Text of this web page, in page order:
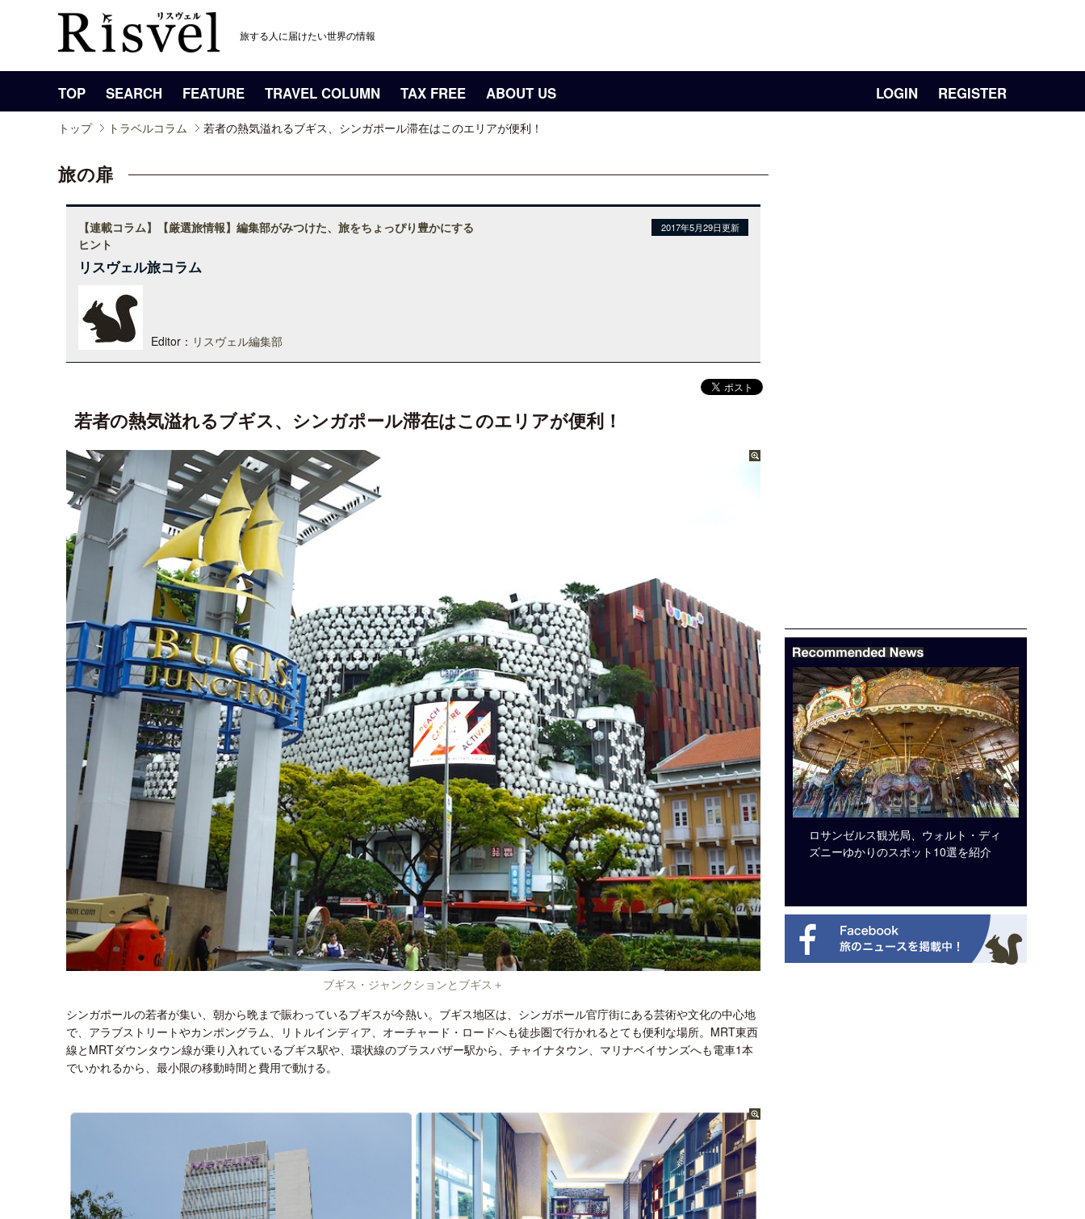
旅する人に届けたい世界の情報
TOP SEARCH FEATURE TRAVEL COLUMN TAX FREE ABOUT US LOGIN REGISTER
トップ トラベルコラム 若者の熱気溢れるブギス、シンガポール滞在はこのエリアが便利！
旅の扉
【連載コラム】【厳選旅情報】編集部がみつけた、旅をちょっぴり豊かにする
ヒント
2017年5月29日更新
リスヴェル旅コラム
Editor： リスヴェル編集部
若者の熱気溢れるブギス、シンガポール滞在はこのエリアが便利！
ブギス・ジャンクションとブギス＋
シンガポールの若者が集い、朝から晩まで賑わっているブギスが今熱い。ブギス地区は、シンガポール官庁街にある芸術や文化の中心地
で、アラブストリートやカンポングラム、リトルインディア、オーチャード・ロードへも徒歩圏で行かれるとても便利な場所。MRT東西
線とMRTダウンタウン線が乗り入れているブギス駅や、環状線のブラスバザー駅から、チャイナタウン、マリナベイサンズへも電車1本
でいかれるから、最小限の移動時間と費用で動ける。
開業50周年に合わせ「ザ ビュッフェ
アット ハイアット」のメニューを刷
新
クアロア・ランチ、新予約システム導
入のお知らせ
ロサンゼルス観光局、ウォルト・ディ
ズニーゆかりのスポット10選を紹介